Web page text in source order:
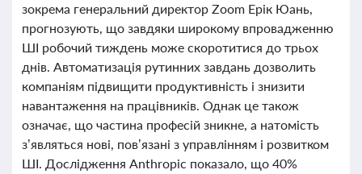
зокрема генеральний директор Zoom Ерік Юань,
прогнозують, що завдяки широкому впровадженню
ШІ робочий тиждень може скоротитися до трьох
днів. Автоматизація рутинних завдань дозволить
компаніям підвищити продуктивність і знизити
навантаження на працівників. Однак це також
означає, що частина професій зникне, а натомість
з’являться нові, пов’язані з управлінням і розвитком
ШІ. Дослідження Anthropic показало, що 40%